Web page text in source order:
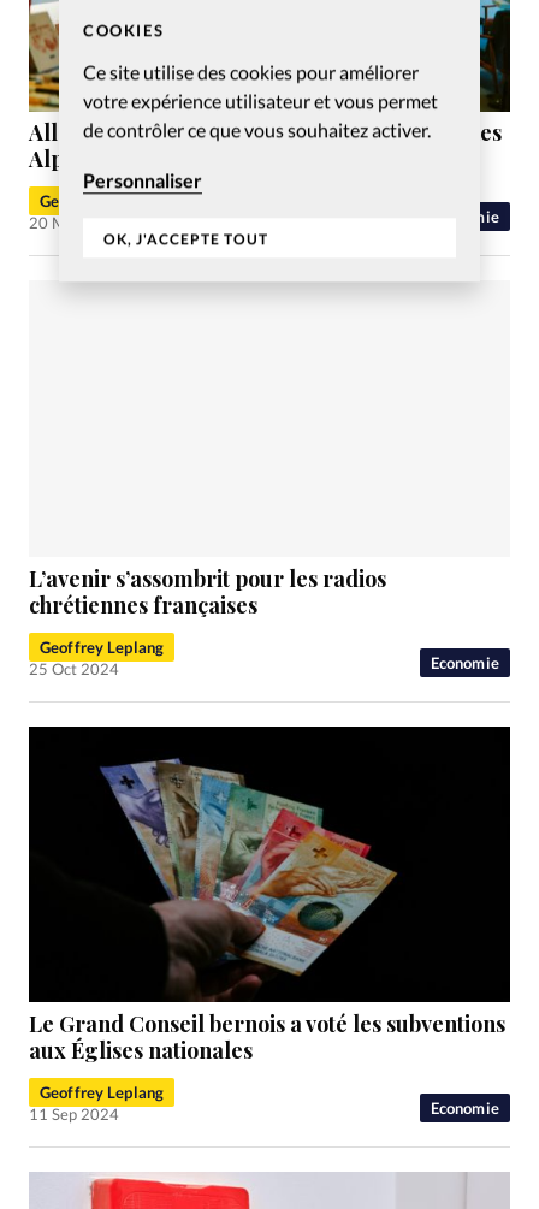
COOKIES
Ce site utilise des cookies pour améliorer
votre expérience utilisateur et vous permet
de contrôler ce que vous souhaitez activer.
Personnaliser
OK, J'ACCEPTE TOUT
Economie
Allemagne: La chaîne de librairies chrétiennes
Alpha a déposé le bilan, 88 emplois menacés
Geoffrey Leplang
20 Mar 2025
Economie
L’avenir s’assombrit pour les radios
chrétiennes françaises
Geoffrey Leplang
25 Oct 2024
Economie
Le Grand Conseil bernois a voté les subventions
aux Églises nationales
Geoffrey Leplang
11 Sep 2024